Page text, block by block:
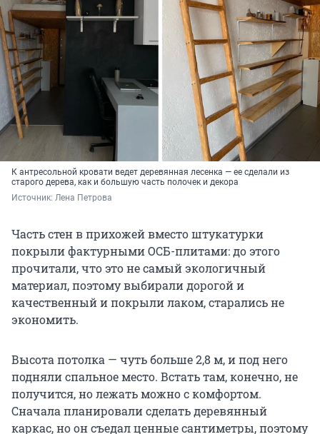
К антресольной кровати ведет деревянная лесенка — ее сделали из
старого дерева, как и большую часть полочек и декора
Источник: Лена Петрова
Часть стен в прихожей вместо штукатурки
покрыли фактурными ОСБ-плитами: до этого
прочитали, что это не самый экологичный
материал, поэтому выбирали дорогой и
качественный и покрыли лаком, старались не
экономить.
Высота потолка — чуть больше 2,8 м, и под него
подняли спальное место. Встать там, конечно, не
получится, но лежать можно с комфортом.
Сначала планировали сделать деревянный
каркас, но он съедал ценные сантиметры, поэтому